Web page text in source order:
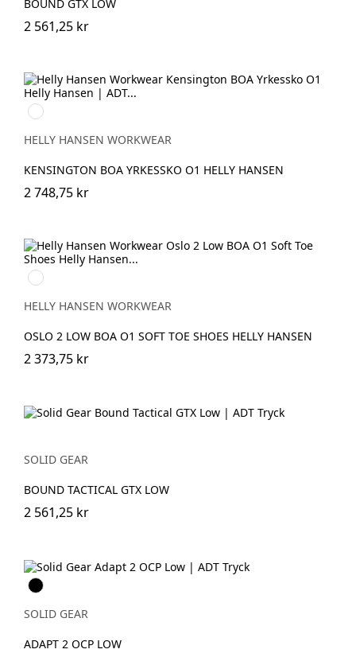
BOUND GTX LOW
2 561,25 kr
992
BLACK/ORANGE
HELLY HANSEN WORKWEAR
KENSINGTON BOA YRKESSKO O1 HELLY HANSEN
2 748,75 kr
990
BLACK
HELLY HANSEN WORKWEAR
OSLO 2 LOW BOA O1 SOFT TOE SHOES HELLY HANSEN
2 373,75 kr
SOLID GEAR
BOUND TACTICAL GTX LOW
2 561,25 kr
Svart
SOLID GEAR
ADAPT 2 OCP LOW